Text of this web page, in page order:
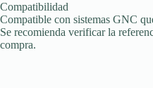
Compatibilidad
Compatible con sistemas GNC
Se recomienda verificar la
compra.